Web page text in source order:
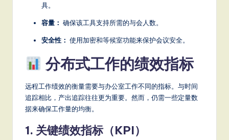
具。
容量： 确保该工具支持所需的与会人数。
安全性： 使用加密和等候室功能来保护会议安全。
分布式工作的绩效指标
远程工作绩效的衡量需要与办公室工作不同的指标。与时间
追踪相比，产出追踪往往更为重要。然而，仍需一些定量数
据来确保工作量的均衡。
1. 关键绩效指标（KPI）